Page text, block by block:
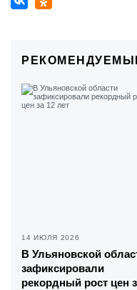
14 ИЮЛЯ 2026
В Ульяновской
зафиксировали
рекордный рост цен